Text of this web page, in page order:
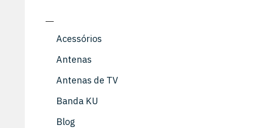
Acessórios
Antenas
Antenas de TV
Banda KU
Blog